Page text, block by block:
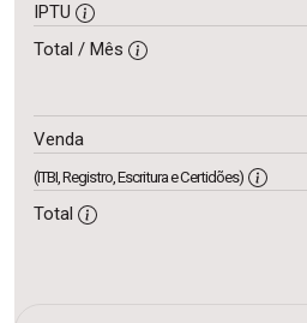
IPTU
Total / Mês
Venda
(ITBI, Registro, Escritura e Certidões)
Total